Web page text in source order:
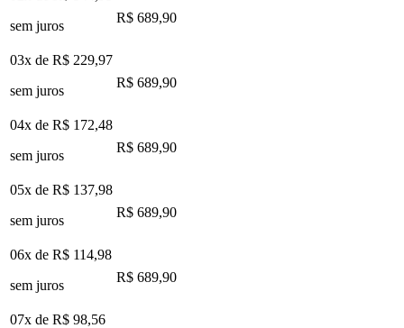
sem juros
R$ 689,90
03x de R$ 229,97
sem juros
R$ 689,90
04x de R$ 172,48
sem juros
R$ 689,90
05x de R$ 137,98
sem juros
R$ 689,90
06x de R$ 114,98
sem juros
R$ 689,90
07x de R$ 98,56